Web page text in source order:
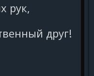
рук,
друг!